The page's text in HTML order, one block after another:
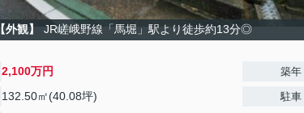
【外観】 JR嵯峨野線「馬堀」駅より徒歩約13分◎
2,100万円
132.50㎡(40.08坪)
築年
駐車